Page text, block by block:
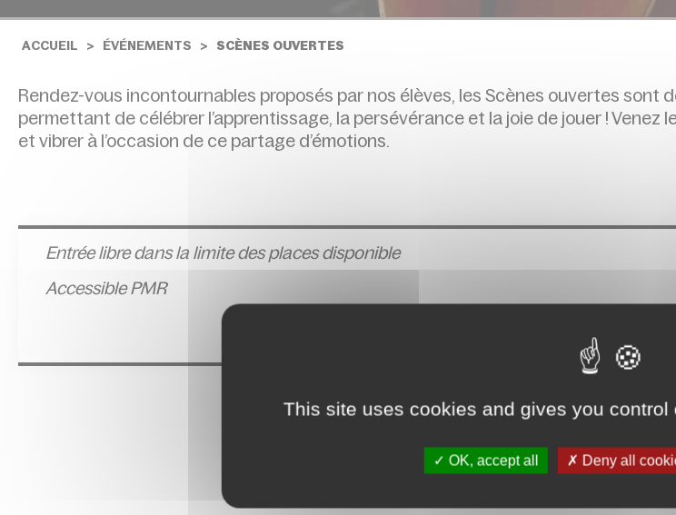
ACCUEIL ÉVÉNEMENTS SCÈNES OUVERTES
Rendez-vous incontournables proposés par nos élèves, les Scènes ouvertes sont
permettant de célébrer l’apprentissage, la persévérance et la joie de jouer ! Venez
et vibrer à l’occasion de ce partage d’émotions.
Entrée libre dans la limite des places disponible
Accessible PMR
This site uses cookies and gives you
OK, accept all Deny all